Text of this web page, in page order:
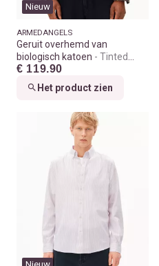
Nieuw
ARMEDANGELS
Geruit overhemd van
biologisch katoen
Tinted
navy
€ 119.90
Het product zien